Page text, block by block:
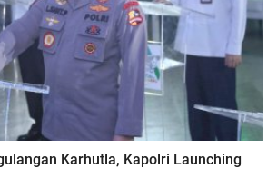
Karhutla, Kapolri Launching